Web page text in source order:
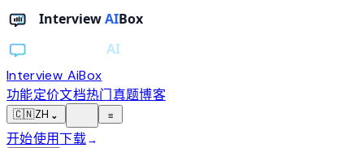
Interview AiBox
功能定价文档热门真题博客
🇨🇳ZH ⌄ ≡
开始使用下载→